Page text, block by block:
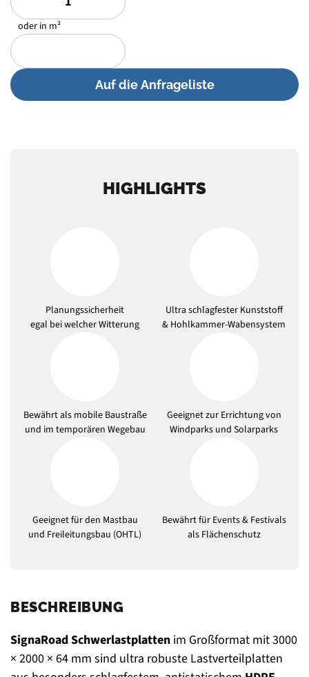
oder in m²
Auf die Anfrageliste
HIGHLIGHTS
Planungssicherheit
egal bei welcher Witterung
Ultra schlagfester Kunststoff
& Hohlkammer-Wabensystem
Bewährt als mobile Baustraße
und im temporären Wegebau
Geeignet zur Errichtung von
Windparks und Solarparks
Geeignet für den Mastbau
und Freileitungsbau (OHTL)
Bewährt für Events & Festivals
als Flächenschutz
BESCHREIBUNG
SignaRoad Schwerlastplatten im Großformat mit 3000
× 2000 × 64 mm sind ultra robuste Lastverteilplatten